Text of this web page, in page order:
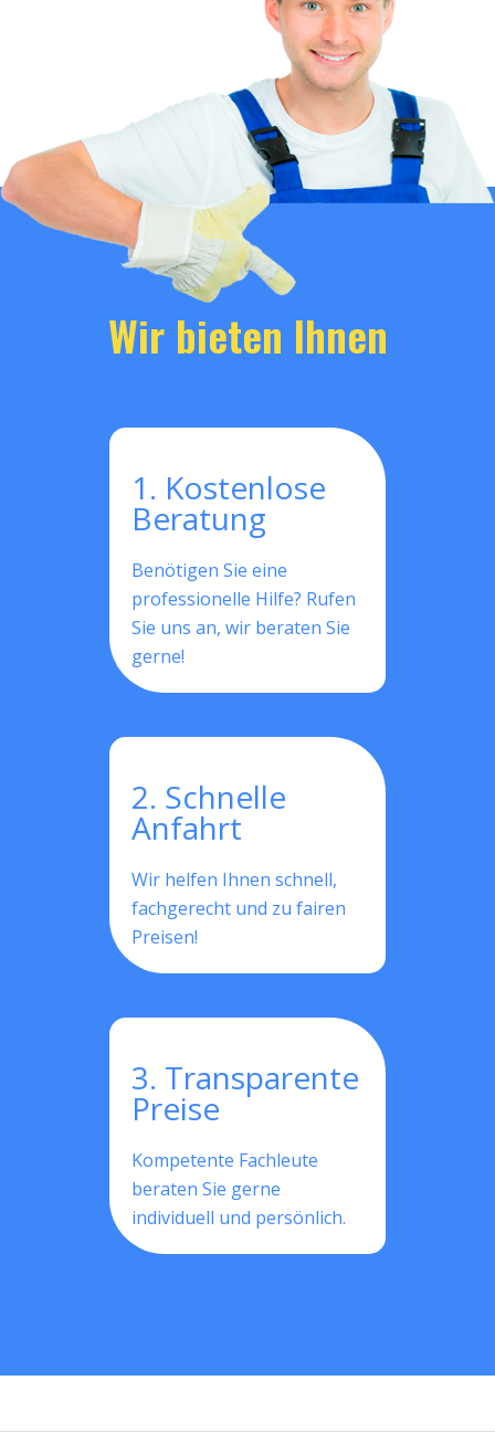
Wir bieten Ihnen
1. Kostenlose
Beratung
Benötigen Sie eine
professionelle Hilfe? Rufen
Sie uns an, wir beraten Sie
gerne!
2. Schnelle
Anfahrt
Wir helfen Ihnen schnell,
fachgerecht und zu fairen
Preisen!
3. Transparente
Preise
Kompetente Fachleute
beraten Sie gerne
individuell und persönlich.